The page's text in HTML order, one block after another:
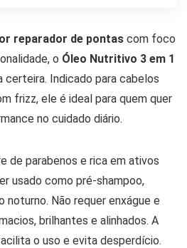
reparador de pontas com foco
o Óleo Nutritivo 3 em 1
certeira. Indicado para cabelos
frizz, ele é ideal para quem quer
no cuidado diário.
de parabenos e rica em ativos
usado como pré-shampoo,
Não requer enxágue e
brilhantes e alinhados. A
o uso e evita desperdício.